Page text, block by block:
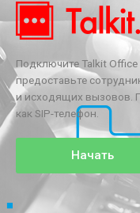
Подключите Talkit
предоставьте
и исходящих вызовов.
как SIP-телефон.
Начать